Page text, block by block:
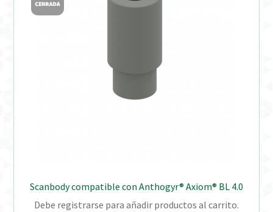
Scanbody compatible con Anthogyr® Axiom® BL 4.0
Debe registrarse para añadir productos al carrito.